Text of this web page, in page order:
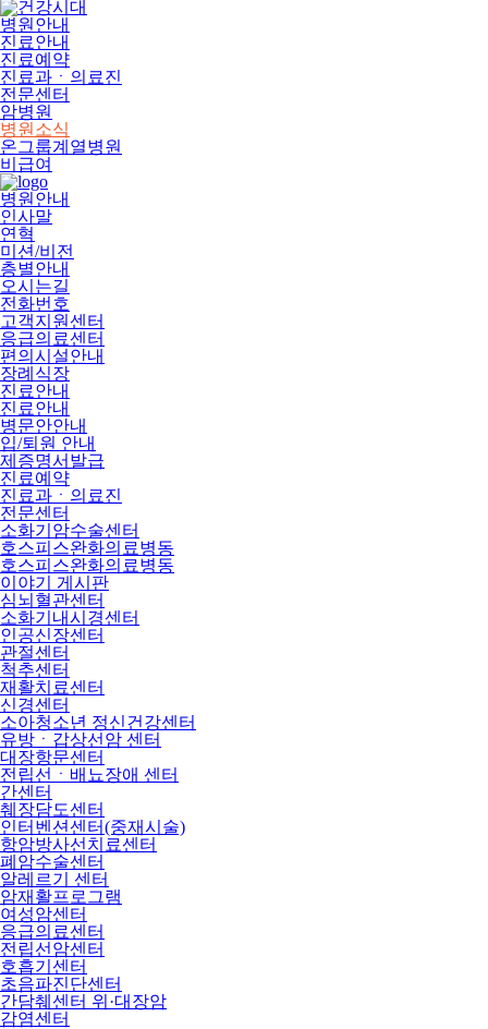
병원안내
진료안내
진료예약
진료과ㆍ의료진
전문센터
암병원
병원소식
온그룹계열병원
비급여
병원안내
인사말
연혁
미션/비전
층별안내
오시는길
전화번호
고객지원센터
응급의료센터
편의시설안내
장례식장
진료안내
진료안내
병문안안내
입/퇴원 안내
제증명서발급
진료예약
진료과ㆍ의료진
전문센터
소화기암수술센터
호스피스완화의료병동
호스피스완화의료병동
이야기 게시판
심뇌혈관센터
소화기내시경센터
인공신장센터
관절센터
척추센터
재활치료센터
신경센터
소아청소년 정신건강센터
유방ㆍ갑상선암 센터
대장항문센터
전립선ㆍ배뇨장애 센터
간센터
췌장담도센터
인터벤션센터(중재시술)
항암방사선치료센터
폐암수술센터
알레르기 센터
암재활프로그램
여성암센터
응급의료센터
전립선암센터
호흡기센터
초음파진단센터
간담췌센터 위·대장암
감염센터